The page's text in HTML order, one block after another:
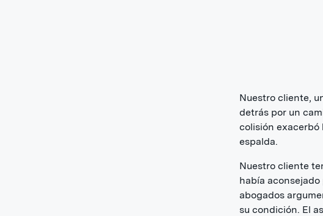
Nuestro cliente,
detrás por un
colisión exacerbó
espalda.
Nuestro cliente
había
abogados
su condición. El